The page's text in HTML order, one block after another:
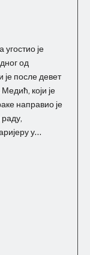
је
од
је после девет
који је
направио је
у...